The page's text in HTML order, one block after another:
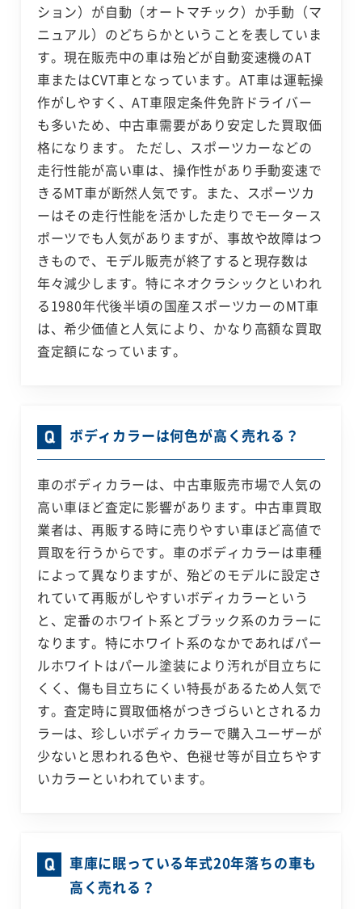
ション）が自動（オートマチック）か手動（マ
ニュアル）のどちらかということを表していま
す。現在販売中の車は殆どが自動変速機のAT
車またはCVT車となっています。AT車は運転操
作がしやすく、AT車限定条件免許ドライバー
も多いため、中古車需要があり安定した買取価
格になります。 ただし、スポーツカーなどの
走行性能が高い車は、操作性があり手動変速で
きるMT車が断然人気です。また、スポーツカ
ーはその走行性能を活かした走りでモータース
ポーツでも人気がありますが、事故や故障はつ
きもので、モデル販売が終了すると現存数は
年々減少します。特にネオクラシックといわれ
る1980年代後半頃の国産スポーツカーのMT車
は、希少価値と人気により、かなり高額な買取
査定額になっています。
ボディカラーは何色が高く売れる？
車のボディカラーは、中古車販売市場で人気の
高い車ほど査定に影響があります。中古車買取
業者は、再販する時に売りやすい車ほど高値で
買取を行うからです。車のボディカラーは車種
によって異なりますが、殆どのモデルに設定さ
れていて再販がしやすいボディカラーという
と、定番のホワイト系とブラック系のカラーに
なります。特にホワイト系のなかであればパー
ルホワイトはパール塗装により汚れが目立ちに
くく、傷も目立ちにくい特長があるため人気で
す。査定時に買取価格がつきづらいとされるカ
ラーは、珍しいボディカラーで購入ユーザーが
少ないと思われる色や、色褪せ等が目立ちやす
いカラーといわれています。
車庫に眠っている年式20年落ちの車も
高く売れる？